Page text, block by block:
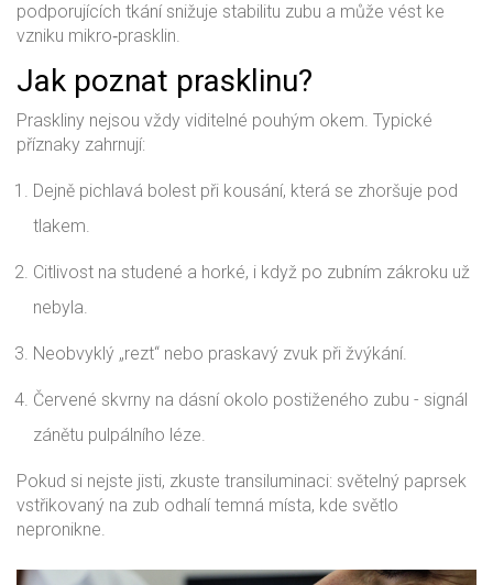
podporujících tkání snižuje stabilitu zubu a může vést ke
vzniku mikro‑prasklin.
Jak poznat prasklinu?
Praskliny nejsou vždy viditelné pouhým okem. Typické
příznaky zahrnují:
Dejně pichlavá bolest při kousání, která se zhoršuje pod
tlakem.
Citlivost na studené a horké, i když po zubním zákroku už
nebyla.
Neobvyklý „rezt“ nebo praskavý zvuk při žvýkání.
Červené skvrny na dásní okolo postiženého zubu - signál
zánětu pulpálního léze.
Pokud si nejste jisti, zkuste transiluminaci: světelný paprsek
vstřikovaný na zub odhalí temná místa, kde světlo
nepronikne.